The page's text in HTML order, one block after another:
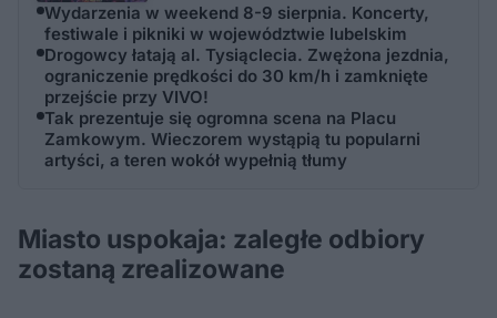
Wydarzenia w weekend 8-9 sierpnia. Koncerty,
festiwale i pikniki w województwie lubelskim
Drogowcy łatają al. Tysiąclecia. Zwężona jezdnia,
ograniczenie prędkości do 30 km/h i zamknięte
przejście przy VIVO!
Tak prezentuje się ogromna scena na Placu
Zamkowym. Wieczorem wystąpią tu popularni
artyści, a teren wokół wypełnią tłumy
Miasto uspokaja: zaległe odbiory
zostaną zrealizowane